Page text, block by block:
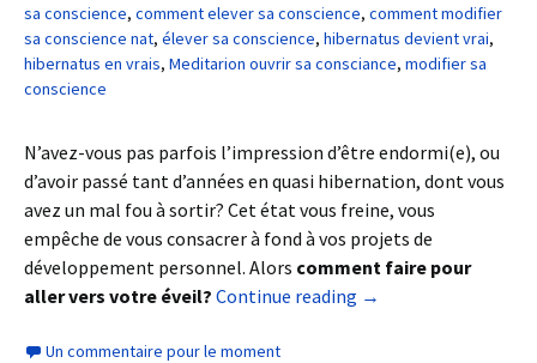
sa conscience, comment elever sa conscience, comment modifier
sa conscience nat, élever sa conscience, hibernatus devient vrai,
hibernatus en vrais, Meditarion ouvrir sa consciance, modifier sa
conscience
N’avez-vous pas parfois l’impression d’être endormi(e), ou
d’avoir passé tant d’années en quasi hibernation, dont vous
avez un mal fou à sortir? Cet état vous freine, vous
empêche de vous consacrer à fond à vos projets de
développement personnel. Alors comment faire pour
aller vers votre éveil? Continue reading →
Un commentaire pour le moment